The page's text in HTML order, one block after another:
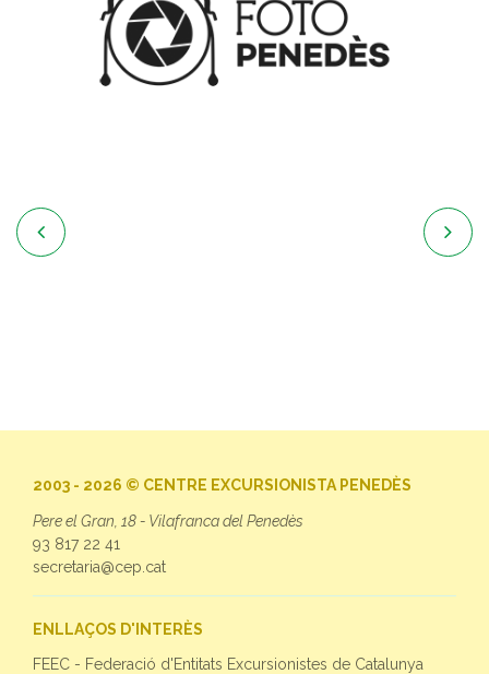
 
2003 - 2026 © CENTRE EXCURSIONISTA PENEDÈS
Pere el Gran, 18 - Vilafranca del Penedès
93 817 22 41
secretaria@cep.cat
ENLLAÇOS D'INTERÈS
FEEC - Federació d'Entitats Excursionistes de Catalunya